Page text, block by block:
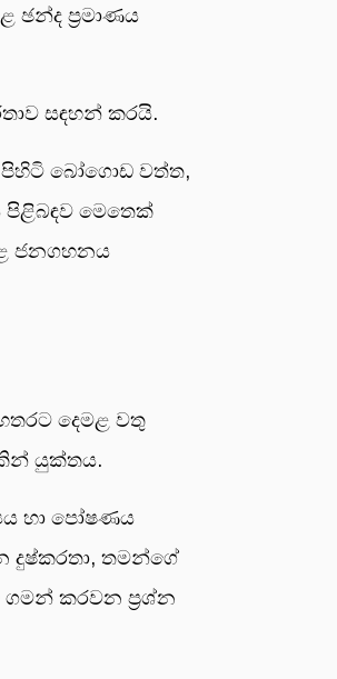
ඡන්ද ප්‍රමාණය
සඳහන් කරයි.
පිහිටි බෝගොඩ වත්ත,
මෙතෙක්
ජනගහනය
දෙමළ වතු
යුක්තය.
හා පෝෂණය
දුෂ්කරතා, තමන්ගේ
කරවන ප්‍රශ්න